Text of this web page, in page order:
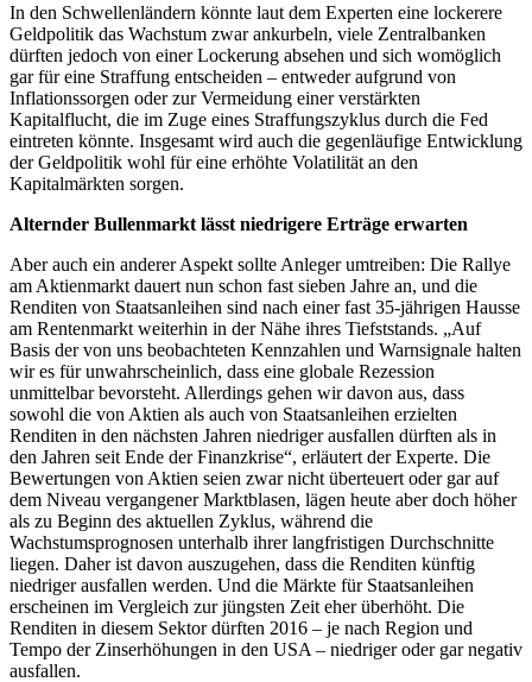
In den Schwellenländern könnte laut dem Experten eine lockerere
Geldpolitik das Wachstum zwar ankurbeln, viele Zentralbanken
dürften jedoch von einer Lockerung absehen und sich womöglich
gar für eine Straffung entscheiden – entweder aufgrund von
Inflationssorgen oder zur Vermeidung einer verstärkten
Kapitalflucht, die im Zuge eines Straffungszyklus durch die Fed
eintreten könnte. Insgesamt wird auch die gegenläufige Entwicklung
der Geldpolitik wohl für eine erhöhte Volatilität an den
Kapitalmärkten sorgen.
Alternder Bullenmarkt lässt niedrigere Erträge erwarten
Aber auch ein anderer Aspekt sollte Anleger umtreiben: Die Rallye
am Aktienmarkt dauert nun schon fast sieben Jahre an, und die
Renditen von Staatsanleihen sind nach einer fast 35-jährigen Hausse
am Rentenmarkt weiterhin in der Nähe ihres Tiefststands. „Auf
Basis der von uns beobachteten Kennzahlen und Warnsignale halten
wir es für unwahrscheinlich, dass eine globale Rezession
unmittelbar bevorsteht. Allerdings gehen wir davon aus, dass
sowohl die von Aktien als auch von Staatsanleihen erzielten
Renditen in den nächsten Jahren niedriger ausfallen dürften als in
den Jahren seit Ende der Finanzkrise“, erläutert der Experte. Die
Bewertungen von Aktien seien zwar nicht überteuert oder gar auf
dem Niveau vergangener Marktblasen, lägen heute aber doch höher
als zu Beginn des aktuellen Zyklus, während die
Wachstumsprognosen unterhalb ihrer lang­fristigen Durchschnitte
liegen. Daher ist davon auszugehen, dass die Renditen künftig
niedriger ausfallen werden. Und die Märkte für Staatsanleihen
erscheinen im Vergleich zur jüngsten Zeit eher überhöht. Die
Renditen in diesem Sektor dürften 2016 – je nach Region und
Tempo der Zinserhöhungen in den USA – niedriger oder gar negativ
ausfallen.